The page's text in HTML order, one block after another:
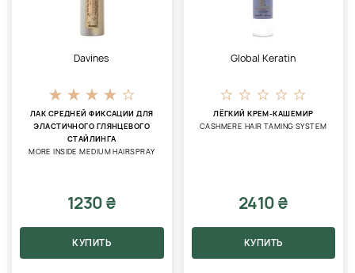
Davines
ЛАК СРЕДНЕЙ ФИКСАЦИИ ДЛЯ
ЭЛАСТИЧНОГО ГЛЯНЦЕВОГО
СТАЙЛИНГА
MORE INSIDE MEDIUM HAIRSPRAY
1230 ₴
КУПИТЬ
Global Keratin
ЛЁГКИЙ КРЕМ-КАШЕМИР
CASHMERE HAIR TAMING SYSTEM
2410 ₴
КУПИТЬ